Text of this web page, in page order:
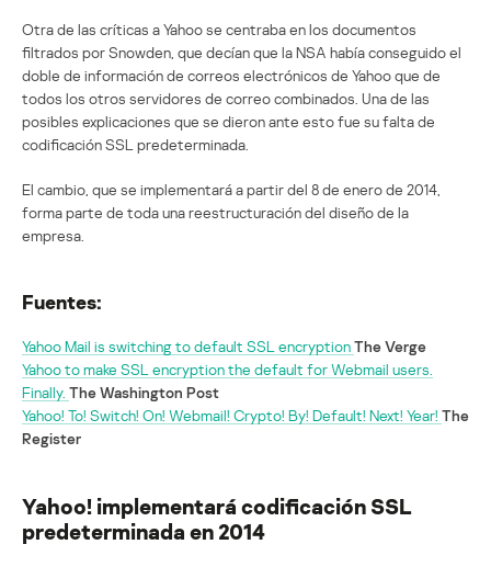
Otra de las críticas a Yahoo se centraba en los documentos
filtrados por Snowden, que decían que la NSA había conseguido el
doble de información de correos electrónicos de Yahoo que de
todos los otros servidores de correo combinados. Una de las
posibles explicaciones que se dieron ante esto fue su falta de
codificación SSL predeterminada.
El cambio, que se implementará a partir del 8 de enero de 2014,
forma parte de toda una reestructuración del diseño de la
empresa.
Fuentes:
Yahoo Mail is switching to default SSL encryptionThe Verge
Yahoo to make SSL encryption the default for Webmail users.
Finally. The Washington Post
Yahoo! To! Switch! On! Webmail! Crypto! By! Default! Next! Year! The
Register
Yahoo! implementará codificación SSL
predeterminada en 2014